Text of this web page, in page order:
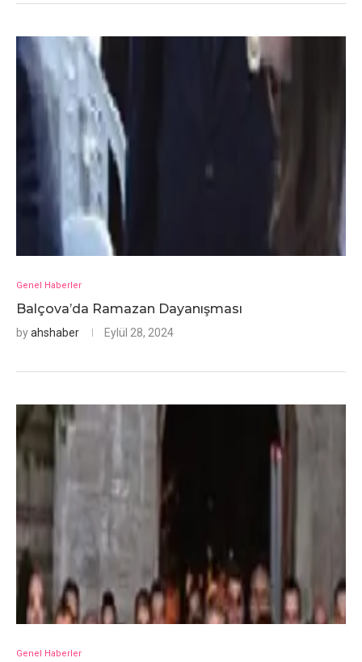
Genel Haberler
Balçova’da Ramazan Dayanışması
byahshaber Eylül 28, 2024
Genel Haberler